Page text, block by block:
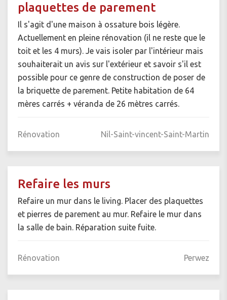
plaquettes de parement
Il s'agit d'une maison à ossature bois légère.
Actuellement en pleine rénovation (il ne reste que le
toit et les 4 murs). Je vais isoler par l'intérieur mais
souhaiterait un avis sur l'extérieur et savoir s'il est
possible pour ce genre de construction de poser de
la briquette de parement. Petite habitation de 64
mères carrés + véranda de 26 mètres carrés.
Rénovation Nil-Saint-vincent-Saint-Martin
Refaire les murs
Refaire un mur dans le living. Placer des plaquettes
et pierres de parement au mur. Refaire le mur dans
la salle de bain. Réparation suite fuite.
Rénovation Perwez